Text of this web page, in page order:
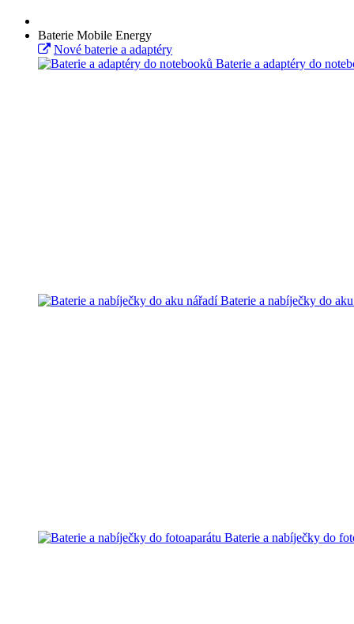
Baterie Mobile Energy
Nové baterie a adaptéry
Baterie a adaptéry do
Baterie a nabíječky do
Baterie a nabíječky do